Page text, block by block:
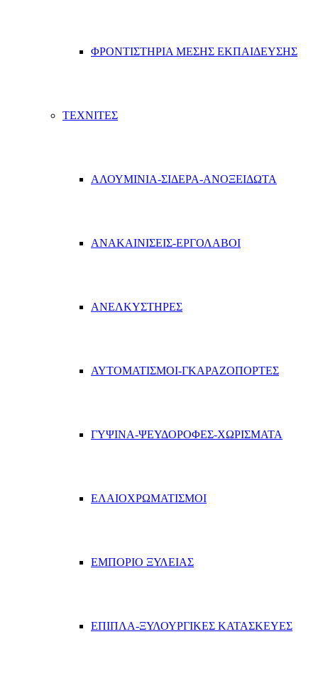
ΦΡΟΝΤΙΣΤΗΡΙΑ ΜΕΣΗΣ ΕΚΠΑΙΔΕΥΣΗΣ
ΤΕΧΝΙΤΕΣ
ΑΛΟΥΜΙΝΙΑ-ΣΙΔΕΡΑ-ΑΝΟΞΕΙΔΩΤΑ
ΑΝΑΚΑΙΝΙΣΕΙΣ-ΕΡΓΟΛΑΒΟΙ
ΑΝΕΛΚΥΣΤΗΡΕΣ
ΑΥΤΟΜΑΤΙΣΜΟΙ-ΓΚΑΡΑΖΟΠΟΡΤΕΣ
ΓΥΨΙΝΑ-ΨΕΥΔΟΡΟΦΕΣ-ΧΩΡΙΣΜΑΤΑ
ΕΛΑΙΟΧΡΩΜΑΤΙΣΜΟΙ
ΕΜΠΟΡΙΟ ΞΥΛΕΙΑΣ
ΕΠΙΠΛΑ-ΞΥΛΟΥΡΓΙΚΕΣ ΚΑΤΑΣΚΕΥΕΣ